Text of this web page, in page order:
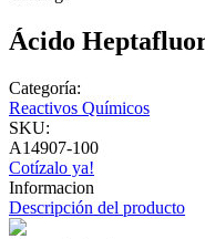
Ácido
Categoría:
Reactivos Químicos
SKU:
A14907-100
Cotízalo ya!
Informacion
Descripción del producto